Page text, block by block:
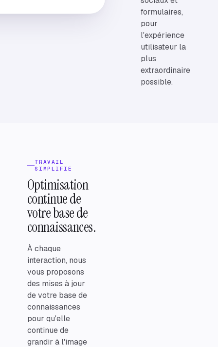
formulaires,
pour
l'expérience
utilisateur la
plus
extraordinaire
possible.
TRAVAIL
SIMPLIFIÉ
Optimisation
continue de
votre base de
connaissances.
À chaque
interaction, nous
vous proposons
des mises à jour
de votre base de
connaissances
pour qu'elle
continue de
grandir à l'image